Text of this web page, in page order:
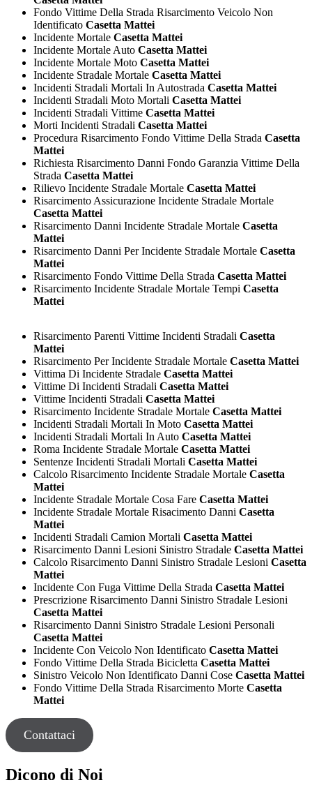
Fondo Vittime Della Strada Risarcimento Veicolo Non
Identificato Casetta Mattei
Incidente Mortale Casetta Mattei
Incidente Mortale Auto Casetta Mattei
Incidente Mortale Moto Casetta Mattei
Incidente Stradale Mortale Casetta Mattei
Incidenti Stradali Mortali In Autostrada Casetta Mattei
Incidenti Stradali Moto Mortali Casetta Mattei
Incidenti Stradali Vittime Casetta Mattei
Morti Incidenti Stradali Casetta Mattei
Procedura Risarcimento Fondo Vittime Della Strada Casetta
Mattei
Richiesta Risarcimento Danni Fondo Garanzia Vittime Della
Strada Casetta Mattei
Rilievo Incidente Stradale Mortale Casetta Mattei
Risarcimento Assicurazione Incidente Stradale Mortale
Casetta Mattei
Risarcimento Danni Incidente Stradale Mortale Casetta
Mattei
Risarcimento Danni Per Incidente Stradale Mortale Casetta
Mattei
Risarcimento Fondo Vittime Della Strada Casetta Mattei
Risarcimento Incidente Stradale Mortale Tempi Casetta
Mattei
Risarcimento Parenti Vittime Incidenti Stradali Casetta
Mattei
Risarcimento Per Incidente Stradale Mortale Casetta Mattei
Vittima Di Incidente Stradale Casetta Mattei
Vittime Di Incidenti Stradali Casetta Mattei
Vittime Incidenti Stradali Casetta Mattei
Risarcimento Incidente Stradale Mortale Casetta Mattei
Incidenti Stradali Mortali In Moto Casetta Mattei
Incidenti Stradali Mortali In Auto Casetta Mattei
Roma Incidente Stradale Mortale Casetta Mattei
Sentenze Incidenti Stradali Mortali Casetta Mattei
Calcolo Risarcimento Incidente Stradale Mortale Casetta
Mattei
Incidente Stradale Mortale Cosa Fare Casetta Mattei
Incidente Stradale Mortale Risacimento Danni Casetta
Mattei
Incidenti Stradali Camion Mortali Casetta Mattei
Risarcimento Danni Lesioni Sinistro Stradale Casetta Mattei
Calcolo Risarcimento Danni Sinistro Stradale Lesioni Casetta
Mattei
Incidente Con Fuga Vittime Della Strada Casetta Mattei
Prescrizione Risarcimento Danni Sinistro Stradale Lesioni
Casetta Mattei
Risarcimento Danni Sinistro Stradale Lesioni Personali
Casetta Mattei
Incidente Con Veicolo Non Identificato Casetta Mattei
Fondo Vittime Della Strada Bicicletta Casetta Mattei
Sinistro Veicolo Non Identificato Danni Cose Casetta Mattei
Fondo Vittime Della Strada Risarcimento Morte Casetta
Mattei
Contattaci
Dicono di Noi